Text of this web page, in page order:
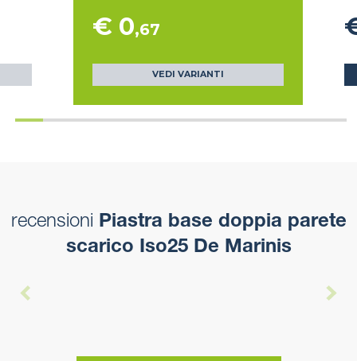
€ 0,67
VEDI VARIANTI
recensioni Piastra base doppia parete
scarico Iso25 De Marinis